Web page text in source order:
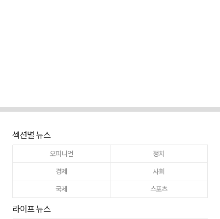
섹션별 뉴스
오피니언
정치
경제
사회
국제
스포츠
라이프 뉴스